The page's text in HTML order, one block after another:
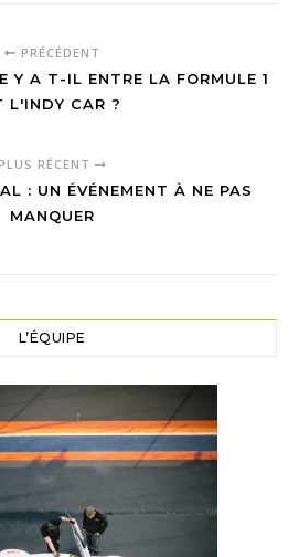
PRÉCÉDENT
Y A T-IL ENTRE LA FORMULE 1
L'INDY CAR ?
PLUS RÉCENT
: UN ÉVÉNEMENT À NE PAS
MANQUER
L’ÉQUIPE